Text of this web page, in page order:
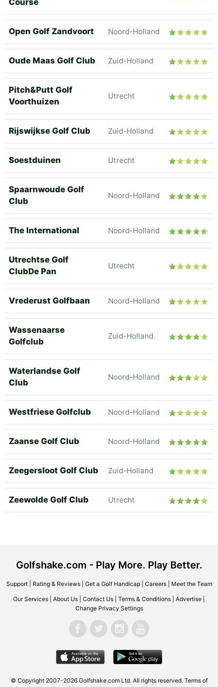
Course
Open Golf Zandvoort Noord-Holland
Oude Maas Golf Club Zuid-Holland
Pitch&Putt Golf
Voorthuizen
Utrecht
Rijswijkse Golf Club Zuid-Holland
Soestduinen Utrecht
Spaarnwoude Golf
Club
Noord-Holland
The International Noord-Holland
Utrechtse Golf
ClubDe Pan
Utrecht
Vrederust Golfbaan Noord-Holland
Wassenaarse
Golfclub
Zuid-Holland
Waterlandse Golf
Club
Noord-Holland
Westfriese Golfclub Noord-Holland
Zaanse Golf Club Noord-Holland
Zeegersloot Golf Club Zuid-Holland
Zeewolde Golf Club Utrecht
Golfshake.com - Play More. Play Better.
Support| Rating & Reviews| Get a Golf Handicap| Careers| Meet the Team
Our Services About Us Contact Us Terms & Conditions Advertise
Change Privacy Settings
© Copyright 2007-2026 Golfshake.com Ltd. All rights reserved. Terms of